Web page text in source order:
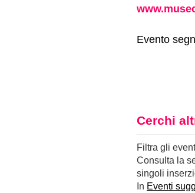
Evento
Cerchi
Filtra gli
Consulta la
singoli
In Eventi